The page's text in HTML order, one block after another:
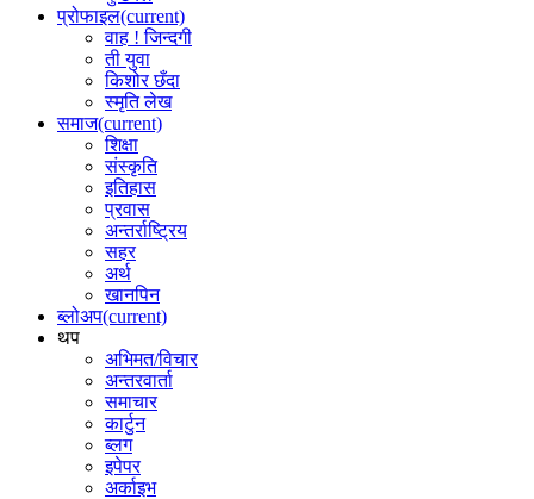
प्रोफाइल(current)
वाह ! जिन्दगी
ती युवा
किशोर छँदा
स्मृति लेख
समाज(current)
शिक्षा
संस्कृति
इतिहास
प्रवास
अन्तर्राष्ट्रिय
सहर
अर्थ
खानपिन
ब्लोअप(current)
थप
अभिमत/विचार
अन्तरवार्ता
समाचार
कार्टुन
ब्लग
इपेपर
अर्काइभ